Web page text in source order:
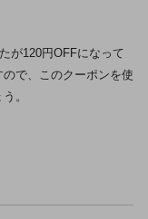
が120円OFFになって
で、このクーポンを使
。